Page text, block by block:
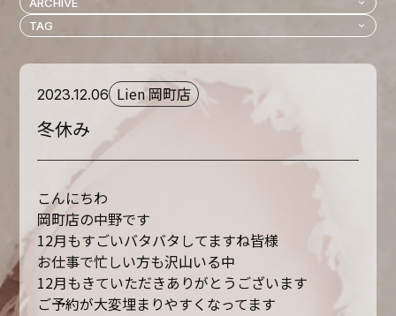
2023.12.06 Lien 岡町店
冬休み
こんにちわ
岡町店の中野です
12月もすごいバタバタしてますね皆様
お仕事で忙しい方も沢山いる中
12月もきていただきありがとうございます
ご予約が大変埋まりやすくなってます